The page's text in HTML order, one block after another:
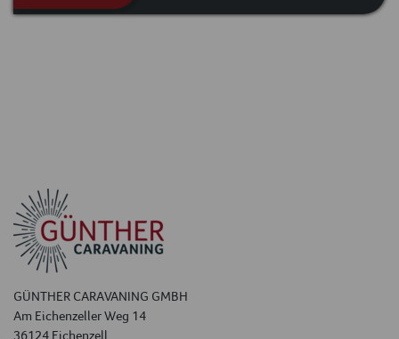
GÜNTHER CARAVANING GMBH
Am Eichenzeller Weg 14
36124 Eichenzell